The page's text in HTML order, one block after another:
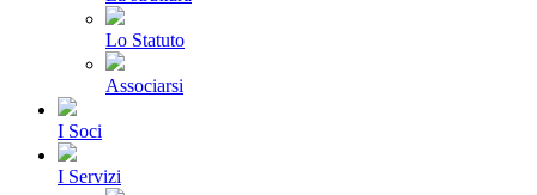
Lo Statuto
Associarsi
I Soci
I Servizi